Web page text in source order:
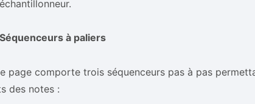
échantillonneur.
Séquenceurs à paliers
page comporte trois séquenceurs pas à pas
des notes :